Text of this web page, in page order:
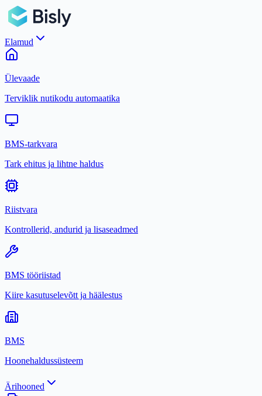
Elamud
Ülevaade
Terviklik nutikodu automaatika
BMS-tarkvara
Tark ehitus ja lihtne haldus
Riistvara
Kontrollerid, andurid ja lisaseadmed
BMS tööriistad
Kiire kasutuselevõtt ja häälestus
BMS
Hoonehaldussüsteem
Ärihooned